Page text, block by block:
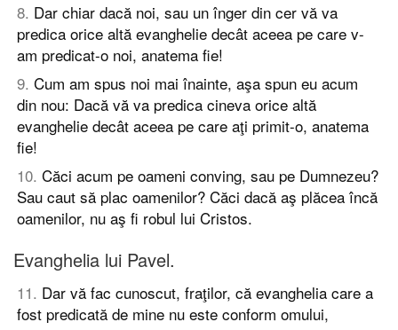
8. Dar chiar dacă noi, sau un înger din cer vă va
predica orice altă evanghelie decât aceea pe care v-
am predicat-o noi, anatema fie!
9. Cum am spus noi mai înainte, aşa spun eu acum
din nou: Dacă vă va predica cineva orice altă
evanghelie decât aceea pe care aţi primit-o, anatema
fie!
10. Căci acum pe oameni conving, sau pe Dumnezeu?
Sau caut să plac oamenilor? Căci dacă aş plăcea încă
oamenilor, nu aş fi robul lui Cristos.
Evanghelia lui Pavel.
11. Dar vă fac cunoscut, fraţilor, că evanghelia care a
fost predicată de mine nu este conform omului,